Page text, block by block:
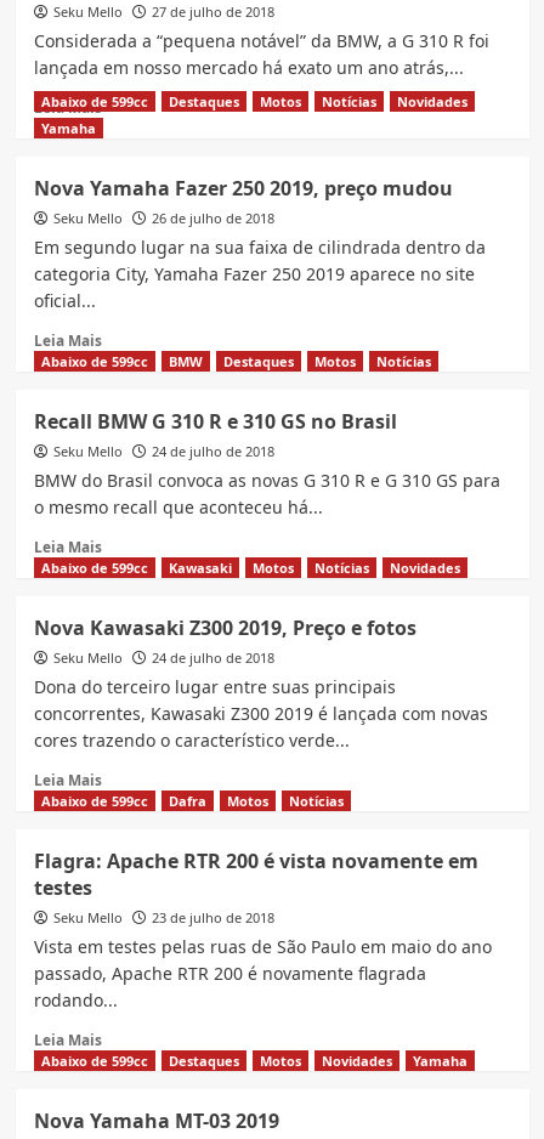
PCX
150
preço
Seku Mello 27 de julho de 2018
Considerada a “pequena notável” da BMW, a G 310 R foi
lançada em nosso mercado há exato um ano atrás,...
Leia MaisRead
Fatos
BMW
G
310
no
Brasil
Abaixo de 599cc Destaques Motos Notícias
Novidades
Yamaha
Nova Yamaha Fazer 250 2019, preço mudou
Seku Mello 26 de julho de 2018
Em segundo lugar na sua faixa de cilindrada dentro da
categoria City, Yamaha Fazer 250 2019 aparece no site
oficial...
Leia MaisRead
more
Yamaha
Fazer
250
mudou
Abaixo de 599cc BMW Destaques Motos Notícias
Recall BMW G 310 R e 310 GS no Brasil
Seku Mello 24 de julho de 2018
BMW do Brasil convoca as novas G 310 R e G 310 GS para
o mesmo recall que aconteceu há...
Leia MaisRead
more
BMW
G
310
310
GS
no
Abaixo de 599cc Kawasaki Motos Notícias Novidades
Nova Kawasaki Z300 2019, Preço e fotos
Seku Mello 24 de julho de 2018
Dona do terceiro lugar entre suas principais
concorrentes, Kawasaki Z300 2019 é lançada com novas
cores trazendo o característico verde...
Leia MaisRead
more
Kawasaki
2019,
Preço
fotos
Abaixo de 599cc Dafra Motos Notícias
Flagra: Apache RTR 200 é vista novamente em
testes
Seku Mello 23 de julho de 2018
Vista em testes pelas ruas de São Paulo em maio do ano
passado, Apache RTR 200 é novamente flagrada
rodando...
Leia MaisRead
more
Apache
Abaixo de 599cc Destaques Motos Novidades Yamaha
Nova Yamaha MT-03 2019